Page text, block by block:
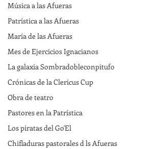
Música a las Afueras
Patrística a las Afueras
María de las Afueras
Mes de Ejercicios Ignacianos
La galaxia Sombradobleconpitufo
Crónicas de la Clericus Cup
Obra de teatro
Pastores en la Patrística
Los piratas del Go'El
Chifladuras pastorales d ls Afueras